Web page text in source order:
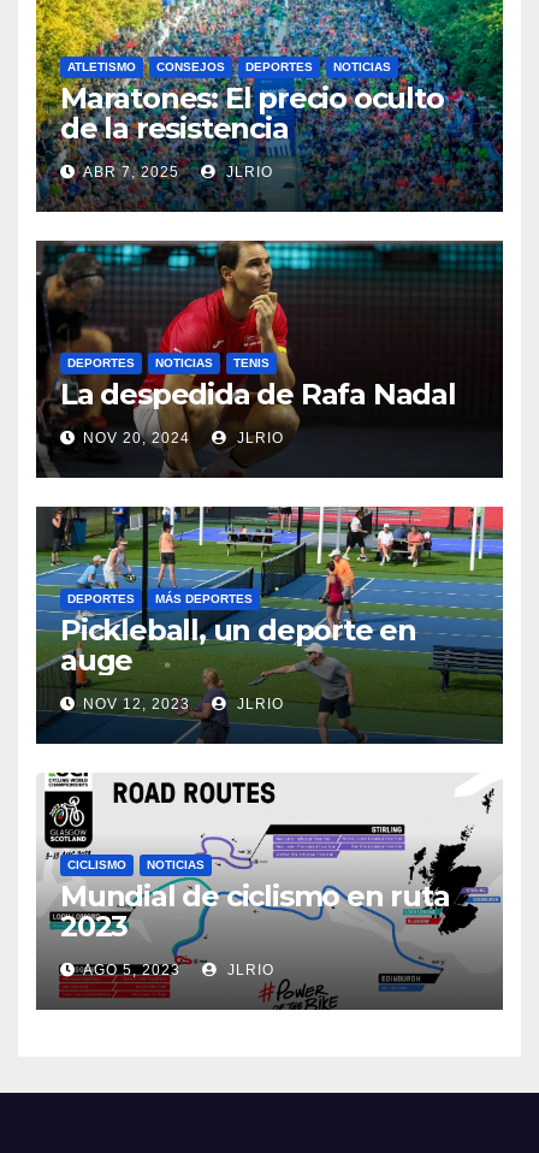
ATLETISMO CONSEJOS DEPORTES NOTICIAS
Maratones: El precio oculto
de la resistencia
ABR 7, 2025 JLRIO
DEPORTES NOTICIAS TENIS
La despedida de Rafa Nadal
NOV 20, 2024 JLRIO
DEPORTES MÁS DEPORTES
Pickleball, un deporte en
auge
NOV 12, 2023 JLRIO
CICLISMO NOTICIAS
Mundial de ciclismo en ruta
2023
AGO 5, 2023 JLRIO